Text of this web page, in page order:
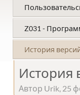
Z031 -
История
История
Автор Urik, 25